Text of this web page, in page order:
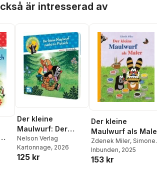
är intresserad av
Der kleine
Maulwurf: Der
kleine Maulwurf
macht ein Picknick
Nelson Verlag
Kartonnage, 2026
125 kr
Der kleine
Maulwurf als
Zdenek Miler, Simone
Nettingsmeier
Inbunden, 2025
153 kr